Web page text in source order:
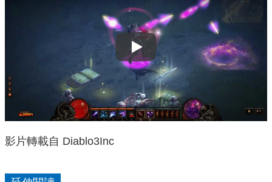
Play
影片轉載自 Diablo3Inc